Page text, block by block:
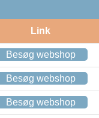
Link
Besøg webshop
Besøg webshop
Besøg webshop